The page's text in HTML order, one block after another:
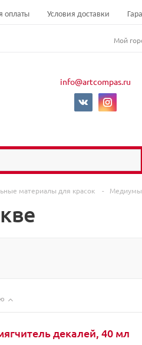
оплаты Условия доставки
Мой
info@artcompas.ru
материалы для красок -
декалей, 40 мл